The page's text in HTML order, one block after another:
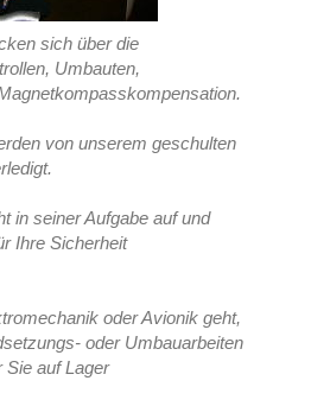
sich über die
Umbauten,
von unserem geschulten
in seiner Aufgabe auf und
Ihre Sicherheit
oder Avionik geht,
oder Umbauarbeiten
Sie auf Lager